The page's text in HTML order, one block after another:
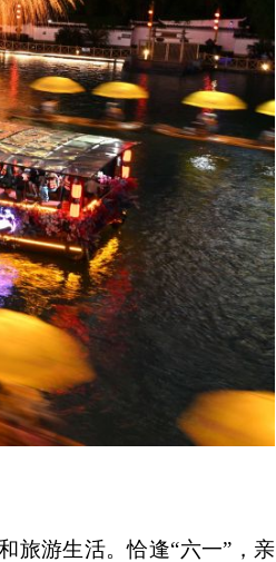
游生活。恰逢“六一”，亲